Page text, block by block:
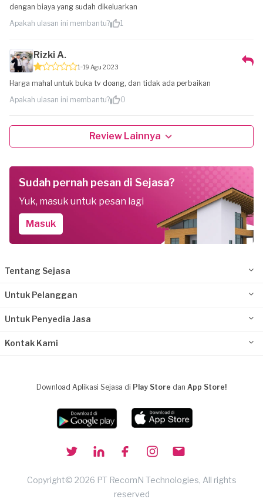
dengan biaya yang sudah dikeluarkan
Apakah ulasan ini membantu?
1
Rizki A.
1 19 Agu 2023
Harga mahal untuk buka tv doang, dan tidak ada perbaikan
Apakah ulasan ini membantu?
0
Review Lainnya
Sudah pernah pesan di Sejasa?
Yuk, masuk untuk pesan lagi
Masuk
Tentang Sejasa
Untuk Pelanggan
Untuk Penyedia Jasa
Kontak Kami
Download Aplikasi Sejasa di Play Store dan App Store!
Copyright© 2026 PT RecomN Technologies, All rights
reserved